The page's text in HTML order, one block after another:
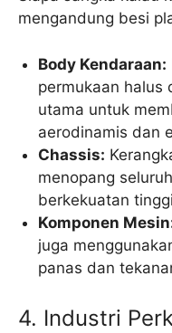
mengandung besi
Body Kendaraan:
permukaan halus
utama untuk
aerodinamis dan
Chassis:
menopang
berkekuatan
Komponen
juga
panas dan
4. Industri